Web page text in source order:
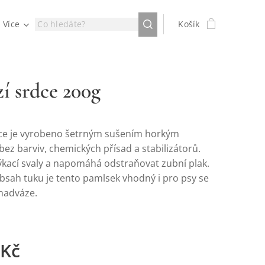
Více Košík
srdce 200g
je vyrobeno šetrným sušením horkým
barviv, chemických přísad a stabilizátorů.
svaly a napomáhá odstraňovat zubní plak.
tuku je tento pamlsek vhodný i pro psy se
Kč